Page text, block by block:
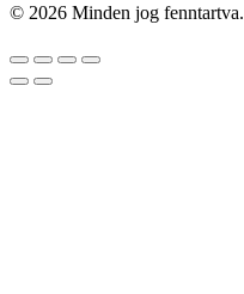
© 2026 Minden jog fenntartva.